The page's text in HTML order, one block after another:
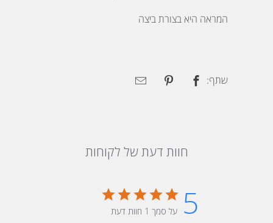
המראה היא בצורת ביצה
שתף:
חוות דעת של לקוחות
5 על סמך 1 חוות דעת